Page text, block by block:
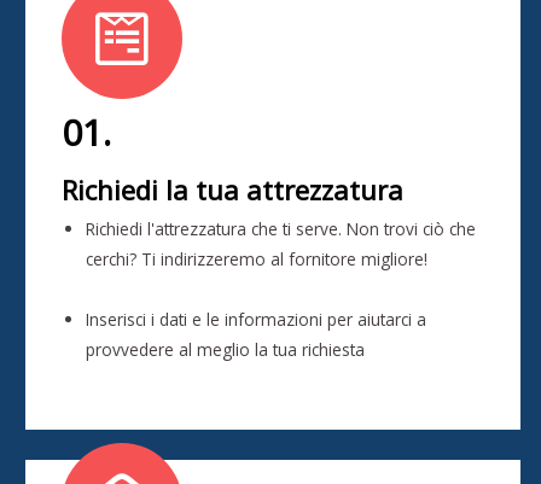
01.
Richiedi la tua attrezzatura
Richiedi l'attrezzatura che ti serve. Non trovi ciò che
cerchi? Ti indirizzeremo al fornitore migliore!
Inserisci i dati e le informazioni per aiutarci a
provvedere al meglio la tua richiesta